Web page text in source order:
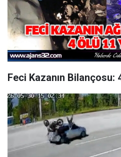
Feci Kazanın Bilançosu: